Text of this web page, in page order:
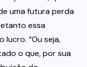
uma futura perda
essa
lucro. “Ou seja,
o que, por sua